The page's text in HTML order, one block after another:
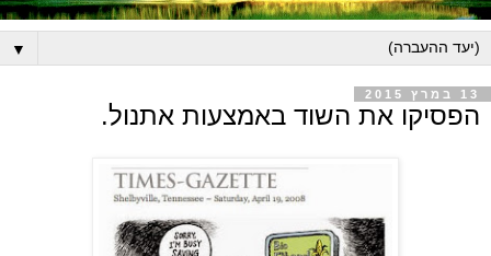
▼
13 במרץ 2015
הפסיקו את השוד באמצעות אתנול.